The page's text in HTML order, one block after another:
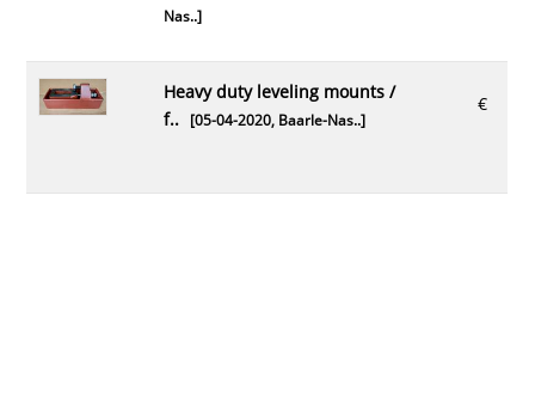
Nas..]
€
heavy duty leveling mounts /
f..[05-04-2020, Baarle-Nas..]